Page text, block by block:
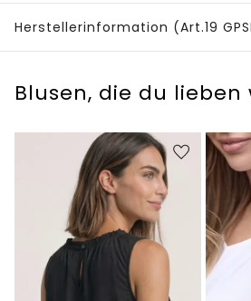
Herstellerinformation (Art.19
Blusen, die du lieben